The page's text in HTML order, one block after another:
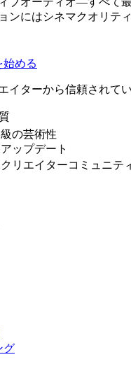
ンにはシネマクオリテ
始める
イターから信頼されて
の芸術性
ップデート
リエイターコミュニテ
グ